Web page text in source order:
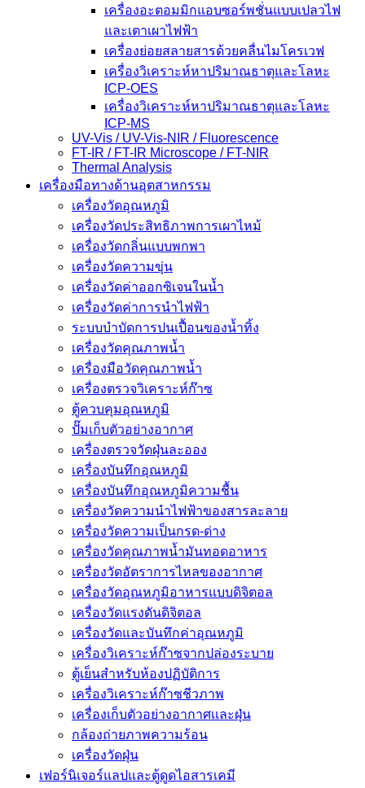
เครื่องอะตอมมิกแอบซอร์พชั่นแบบเปลวไฟ
และเตาเผาไฟฟ้า
เครื่องย่อยสลายสารด้วยคลื่นไมโครเวฟ
เครื่องวิเคราะห์หาปริมาณธาตุและโลหะ
ICP-OES
เครื่องวิเคราะห์หาปริมาณธาตุและโลหะ
ICP-MS
UV-Vis / UV-Vis-NIR / Fluorescence
FT-IR / FT-IR Microscope / FT-NIR
Thermal Analysis
เครื่องมือทางด้านอุตสาหกรรม
เครื่องวัดอุณหภูมิ
เครื่องวัดประสิทธิภาพการเผาไหม้
เครื่องวัดกลิ่นแบบพกพา
เครื่องวัดความขุ่น
เครื่องวัดค่าออกซิเจนในน้ำ
เครื่องวัดค่าการนำไฟฟ้า
ระบบบำบัดการปนเปื้อนของน้ำทิ้ง
เครื่องวัดคุณภาพน้ำ
เครื่องมือวัดคุณภาพน้ำ
เครื่องตรวจวิเคราะห์ก๊าซ
ตู้ควบคุมอุณหภูมิ
ปั๊มเก็บตัวอย่างอากาศ
เครื่องตรวจวัดฝุ่นละออง
เครื่องบันทึกอุณหภูมิ
เครื่องบันทึกอุณหภูมิความชื้น
เครื่องวัดความนําไฟฟ้าของสารละลาย
เครื่องวัดความเป็นกรด-ด่าง
เครื่องวัดคุณภาพน้ำมันทอดอาหาร
เครื่องวัดอัตราการไหลของอากาศ
เครื่องวัดอุณหภูมิอาหารแบบดิจิตอล
เครื่องวัดแรงดันดิจิตอล
เครื่องวัดและบันทึกค่าอุณหภูมิ
เครื่องวิเคราะห์ก๊าซจากปล่องระบาย
ตู้เย็นสำหรับห้องปฏิบัติการ
เครื่องวิเคราะห์ก๊าซชีวภาพ
เครื่องเก็บตัวอย่างอากาศเเละฝุ่น
กล้องถ่ายภาพความร้อน
เครื่องวัดฝุ่น
เฟอร์นิเจอร์แลปและตู้ดูดไอสารเคมี